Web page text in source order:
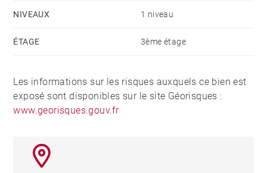
NIVEAUX 1 niveau
ÉTAGE 3ème étage
Les informations sur les risques auxquels ce bien est
exposé sont disponibles sur le site Géorisques :
www.georisques.gouv.fr